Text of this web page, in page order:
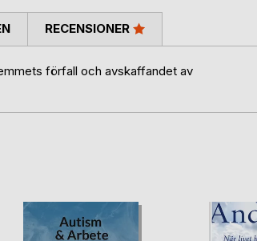
förfall och avskaffandet av
RECENSIONER